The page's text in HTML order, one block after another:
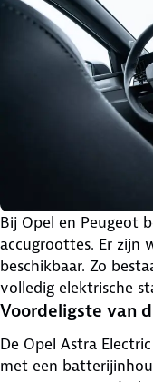
Bij Opel en Peugeot
accugroottes. Er zijn
beschikbaar. Zo
volledig elektrische
Voordeligste van
De Opel Astra
met een